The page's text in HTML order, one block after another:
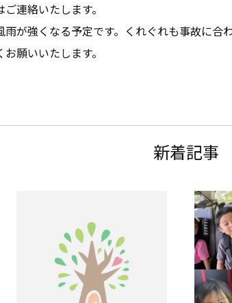
連絡いたします。
雨が強くなる予定です。くれぐれも事故に合
お願いいたします。
新着記事